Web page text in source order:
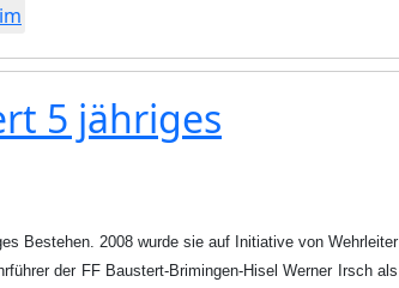
5 jähriges
Bestehen. 2008 wurde sie auf Initiative von Wehrleiter
der FF Baustert-Brimingen-Hisel Werner Irsch als